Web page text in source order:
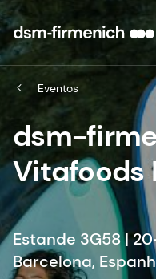
Eventos
dsm-
Vitafoods
Estande 3G58 |
Barcelona,